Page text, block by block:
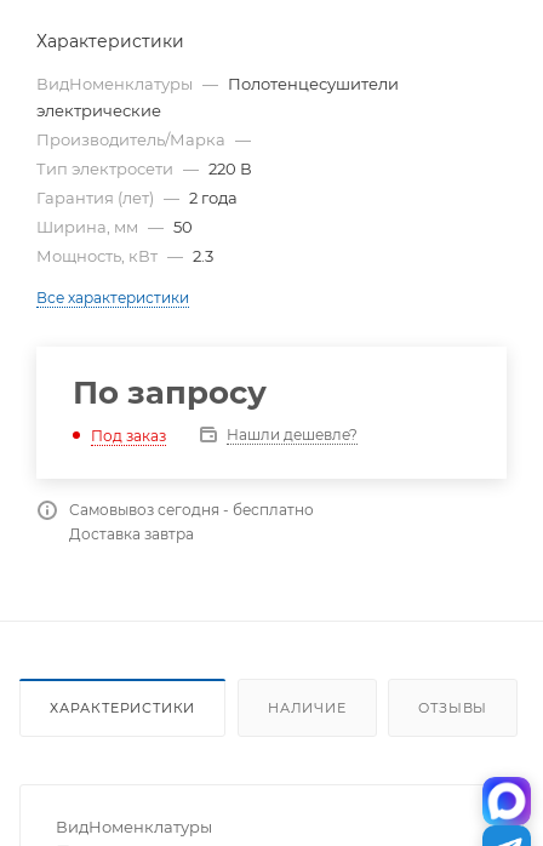
Характеристики
ВидНоменклатуры — Полотенцесушители
электрические
Производитель/Марка —
Тип электросети — 220 В
Гарантия (лет) — 2 года
Ширина, мм — 50
Мощность, кВт — 2.3
Все характеристики
По запросу
Под заказ Нашли дешевле?
Самовывоз сегодня - бесплатно
Доставка завтра
ХАРАКТЕРИСТИКИ НАЛИЧИЕ ОТЗЫВЫ
ВидНоменклатуры